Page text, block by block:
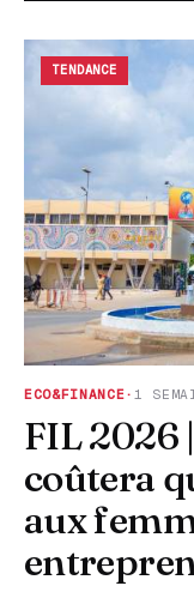
TENDANCE
ECO&FINANCE· 1
FIL 2026
coûtera
aux